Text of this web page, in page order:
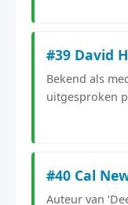
#39 David
Bekend als
uitgesproken
#40 Cal
Auteur van